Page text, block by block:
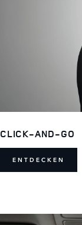
CLICK-AND-GO
ENTDECKEN